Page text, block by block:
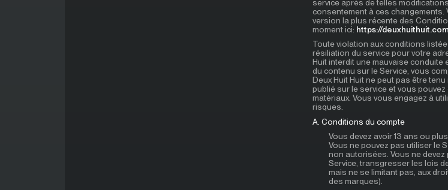
service après de telles
consentement à ces changements.
version la plus récente des
moment ici: https://
Toute violation aux conditions
résiliation du service pour votre
Huit interdit une mauvaise conduite
du contenu sur le Service, vous
Deux Huit Huit ne peut pas être
publié sur le service et vous
matériaux. Vous vous engagez à
risques.
A. Conditions du compte
Vous devez avoir 13 ans ou
Vous ne pouvez pas utiliser le
non autorisées. Vous ne
Service, transgresser les lois
mais ne se limitant pas, aux
des marques).